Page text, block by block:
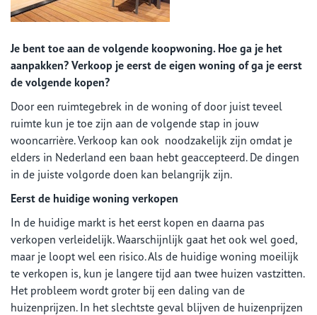
Je bent toe aan de volgende koopwoning. Hoe ga je het
aanpakken? Verkoop je eerst de eigen woning of ga je eerst
de volgende kopen?
Door een ruimtegebrek in de woning of door juist teveel
ruimte kun je toe zijn aan de volgende stap in jouw
wooncarrière. Verkoop kan ook noodzakelijk zijn omdat je
elders in Nederland een baan hebt geaccepteerd. De dingen
in de juiste volgorde doen kan belangrijk zijn.
Eerst de huidige woning verkopen
In de huidige markt is het eerst kopen en daarna pas
verkopen verleidelijk. Waarschijnlijk gaat het ook wel goed,
maar je loopt wel een risico. Als de huidige woning moeilijk
te verkopen is, kun je langere tijd aan twee huizen vastzitten.
Het probleem wordt groter bij een daling van de
huizenprijzen. In het slechtste geval blijven de huizenprijzen